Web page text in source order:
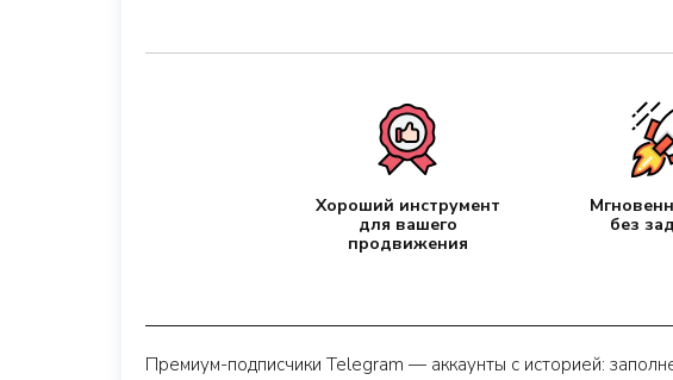
Хороший инструмент
для вашего
продвижения
без
Премиум-подписчики Telegram — аккаунты с историей: